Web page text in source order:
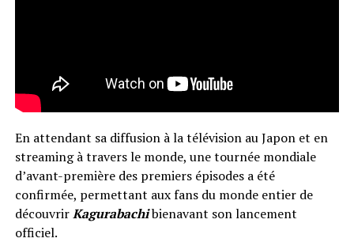
En attendant sa diffusion à la télévision au Japon et en
streaming à travers le monde, une tournée mondiale
d’avant-première des premiers épisodes a été
confirmée, permettant aux fans du monde entier de
découvrirKagurabachibienavant son lancement
officiel.